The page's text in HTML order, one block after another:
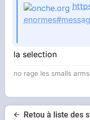
STREAMABLE
unnamed
La laideur du
cassosserie
crois que tu
la selection
no rage les smalls
Retou à liste des